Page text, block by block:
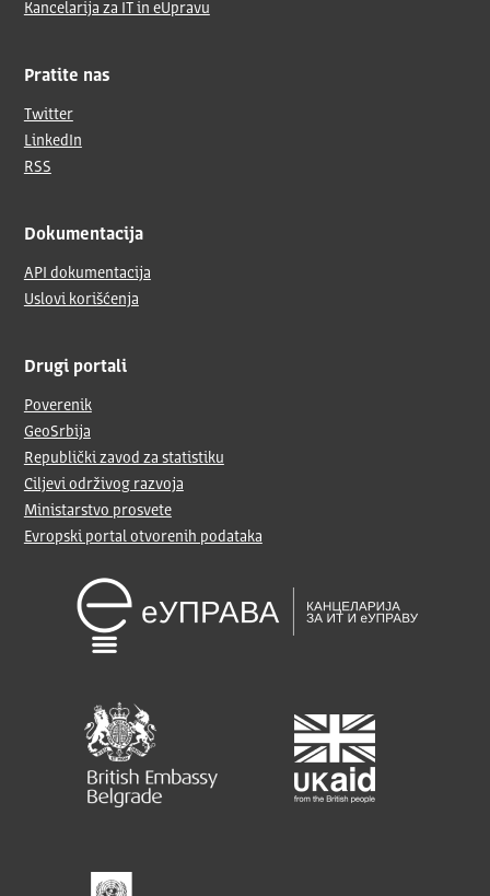
Kancelarija za IT in eUpravu
Pratite nas
Twitter
LinkedIn
RSS
Dokumentacija
API dokumentacija
Uslovi korišćenja
Drugi portali
Poverenik
GeoSrbija
Republički zavod za statistiku
Ciljevi održivog razvoja
Ministarstvo prosvete
Evropski portal otvorenih podataka